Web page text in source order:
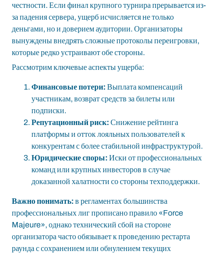
честности. Если финал крупного турнира прерывается из-
за падения сервера, ущерб исчисляется не только
деньгами, но и доверием аудитории. Организаторы
вынуждены внедрять сложные протоколы переигровки,
которые редко устраивают обе стороны.
Рассмотрим ключевые аспекты ущерба:
Финансовые потери: Выплата компенсаций
участникам, возврат средств за билеты или
подписки.
Репутационный риск: Снижение рейтинга
платформы и отток лояльных пользователей к
конкурентам с более стабильной инфраструктурой.
Юридические споры: Иски от профессиональных
команд или крупных инвесторов в случае
доказанной халатности со стороны техподдержки.
Важно понимать: в регламентах большинства
профессиональных лиг прописано правило «Force
Majeure», однако технический сбой на стороне
организатора часто обязывает к проведению рестарта
раунда с сохранением или обнулением текущих